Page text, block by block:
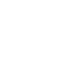
得。保釈請求却
数。